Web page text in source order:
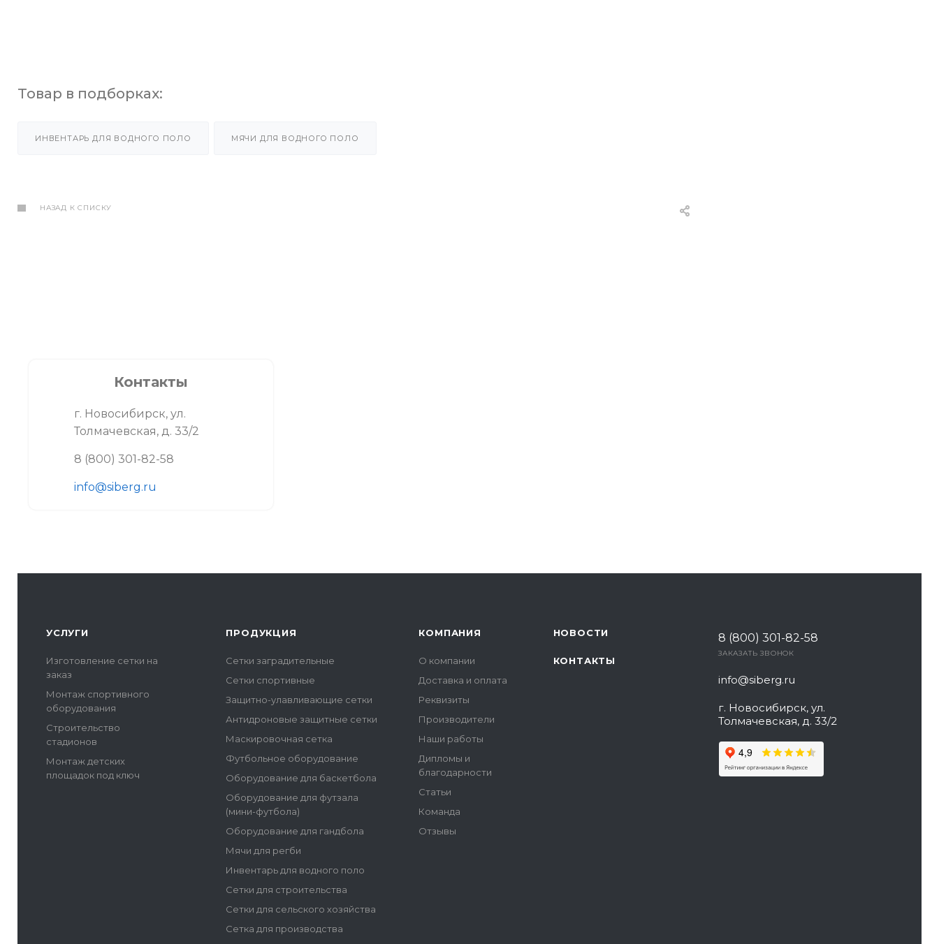
Товар в подборках:
ИНВЕНТАРЬ ДЛЯ ВОДНОГО ПОЛО МЯЧИ ДЛЯ ВОДНОГО ПОЛО
НАЗАД К СПИСКУ
Контакты
г. Новосибирск, ул.
Толмачевская, д. 33/2
8 (800) 301-82-58
info@siberg.ru
УСЛУГИ
Изготовление сетки на
заказ
Монтаж спортивного
оборудования
Строительство
стадионов
Монтаж детских
площадок под ключ
ПРОДУКЦИЯ
Сетки заградительные
Сетки спортивные
Защитно-улавливающие сетки
Антидроновые защитные сетки
Маскировочная сетка
Футбольное оборудование
Оборудование для баскетбола
Оборудование для футзала
(мини-футбола)
Оборудование для гандбола
Мячи для регби
Инвентарь для водного поло
Сетки для строительства
Сетки для сельского хозяйства
Сетка для производства
КОМПАНИЯ
О компании
Доставка и оплата
Реквизиты
Производители
Наши работы
Дипломы и
благодарности
Статьи
Команда
Отзывы
НОВОСТИ
КОНТАКТЫ
8 (800) 301-82-58
ЗАКАЗАТЬ ЗВОНОК
info@siberg.ru
г. Новосибирск, ул.
Толмачевская, д. 33/2